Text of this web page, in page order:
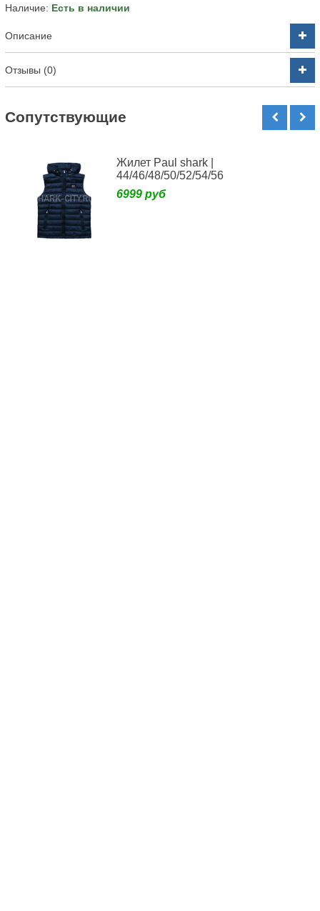
Наличие: Есть в наличии
Описание
Отзывы (0)
Cопутствующие
Жилет Paul shark |
44/46/48/50/52/54/56
6999 руб